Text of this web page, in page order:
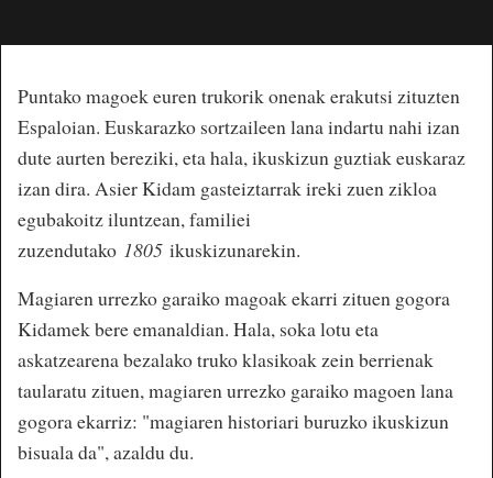
Puntako magoek euren trukorik onenak erakutsi zituzten
Espaloian. Euskarazko sortzaileen lana indartu nahi izan
dute aurten bereziki, eta hala, ikuskizun guztiak euskaraz
izan dira. Asier Kidam gasteiztarrak ireki zuen zikloa
egubakoitz iluntzean, familiei
zuzendutako 1805 ikuskizunarekin.
Magiaren urrezko garaiko magoak ekarri zituen gogora
Kidamek bere emanaldian. Hala, soka lotu eta
askatzearena bezalako truko klasikoak zein berrienak
taularatu zituen, magiaren urrezko garaiko magoen lana
gogora ekarriz: "magiaren historiari buruzko ikuskizun
bisuala da", azaldu du.